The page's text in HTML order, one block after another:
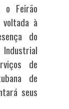
o Feirão
à
do
de
de
seus